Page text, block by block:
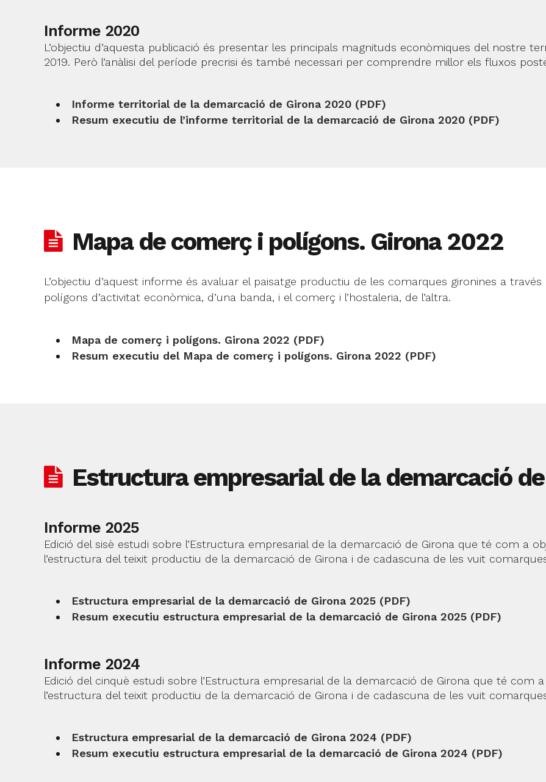
Informe 2020
L’objectiu d’aquesta publicació és presentar les principals magnituds econòmiques del nostre
2019. Però l’anàlisi del període precrisi és també necessari per comprendre millor els fluxos
Informe territorial de la demarcació de Girona 2020 (PDF)
Resum executiu de l’informe territorial de la demarcació de Girona 2020 (PDF)
Mapa de comerç i polígons. Girona 2022
L’objectiu d’aquest informe és avaluar el paisatge productiu de les comarques gironines a
polígons d’activitat econòmica, d’una banda, i el comerç i l’hostaleria, de l’altra.
Mapa de comerç i polígons. Girona 2022 (PDF)
Resum executiu del Mapa de comerç i polígons. Girona 2022 (PDF)
Estructura empresarial de la demarcació
Informe 2025
Edició del sisè estudi sobre l’Estructura empresarial de la demarcació de Girona que té com a
l’estructura del teixit productiu de la demarcació de Girona i de cadascuna de les vuit
Estructura empresarial de la demarcació de Girona 2025 (PDF)
Resum executiu estructura empresarial de la demarcació de Girona 2025 (PDF)
Informe 2024
Edició del cinquè estudi sobre l’Estructura empresarial de la demarcació de Girona que té com
l’estructura del teixit productiu de la demarcació de Girona i de cadascuna de les vuit
Estructura empresarial de la demarcació de Girona 2024 (PDF)
Resum executiu estructura empresarial de la demarcació de Girona 2024 (PDF)